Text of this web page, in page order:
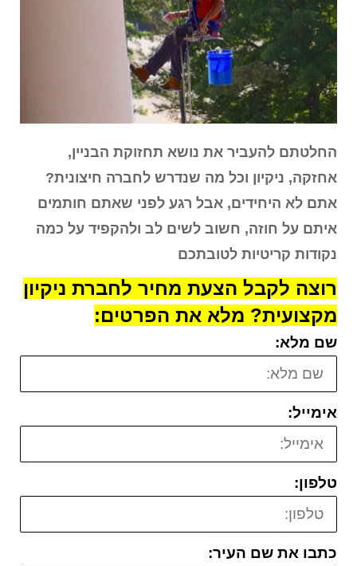
החלטתם להעביר את נושא תחזוקת הבניין,
אחזקה, ניקיון וכל מה שנדרש לחברה חיצונית?
אתם לא היחידים, אבל רגע לפני שאתם חותמים
איתם על חוזה, חשוב לשים לב ולהקפיד על כמה
נקודות קריטיות לטובתכם
רוצה לקבל הצעת מחיר לחברת ניקיון
מקצועית? מלא את הפרטים:
שם מלא:
אימייל:
טלפון:
כתבו את שם העיר: